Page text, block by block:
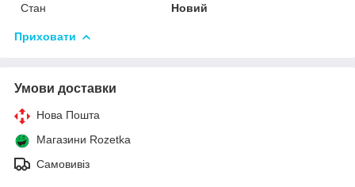
Стан
Новий
Приховати
Умови доставки
Нова Пошта
Магазини Rozetka
Самовивіз